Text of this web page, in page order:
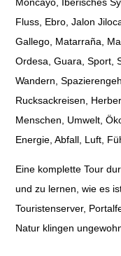
Fluss, Ebro, Jalon
Gallego, Matarraña,
Ordesa, Guara, Sport,
Wandern,
Rucksackreisen,
Menschen, Umwelt,
Energie, Abfall, Luft,
Eine komplette Tour
und zu lernen, wie es
Touristenserver,
Natur klingen